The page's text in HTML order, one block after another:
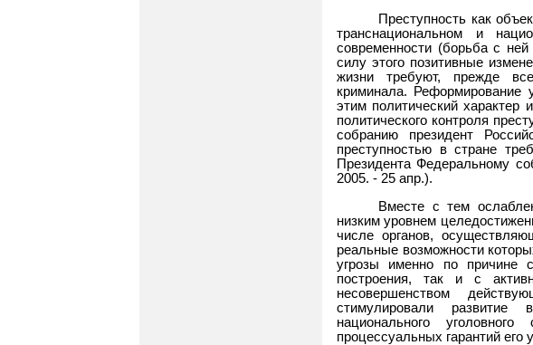
Преступность как
транснациональном и
современности (борьба с
силу этого позитивные
жизни требуют, прежде
криминала. Реформирование
этим политический характер
политического контроля
собранию президент
преступностью в стране
Президента Федеральному
2005. - 25 апр.).
Вместе с тем
низким уровнем
числе органов,
реальные возможности
угрозы именно по причине
построения, так и с
несовершенством
стимулировали развитие
национального
процессуальных гарантий его